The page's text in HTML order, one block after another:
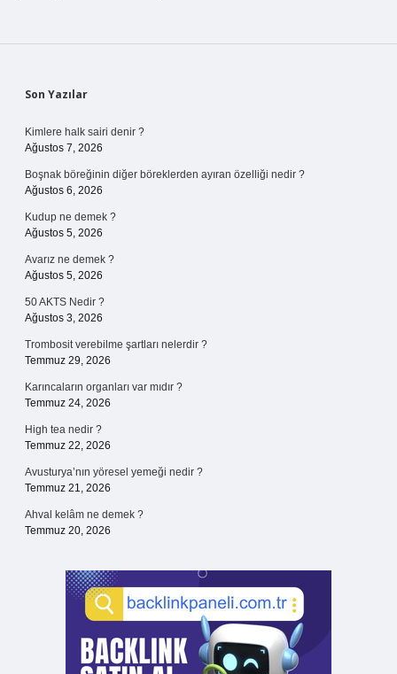
Sidebar
Son Yazılar
Kimlere halk sairi denir ?
Ağustos 7, 2026
Boşnak böreğinin diğer böreklerden ayıran özelliği nedir ?
Ağustos 6, 2026
Kudup ne demek ?
Ağustos 5, 2026
Avarız ne demek ?
Ağustos 5, 2026
50 AKTS Nedir ?
Ağustos 3, 2026
Trombosit verebilme şartları nelerdir ?
Temmuz 29, 2026
Karıncaların organları var mıdır ?
Temmuz 24, 2026
High tea nedir ?
Temmuz 22, 2026
Avusturya’nın yöresel yemeği nedir ?
Temmuz 21, 2026
Ahval kelâm ne demek ?
Temmuz 20, 2026